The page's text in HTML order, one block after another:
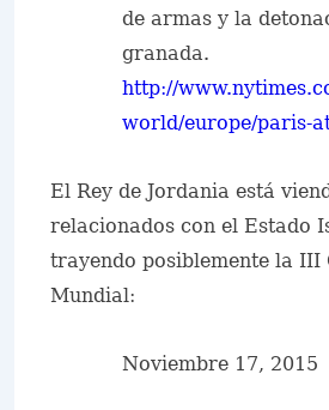
de armas y la
granada.
http://
world/europe/paris-
El Rey de Jordania está
relacionados con el Estado
trayendo posiblemente la III
Mundial:
Noviembre 17, 2015